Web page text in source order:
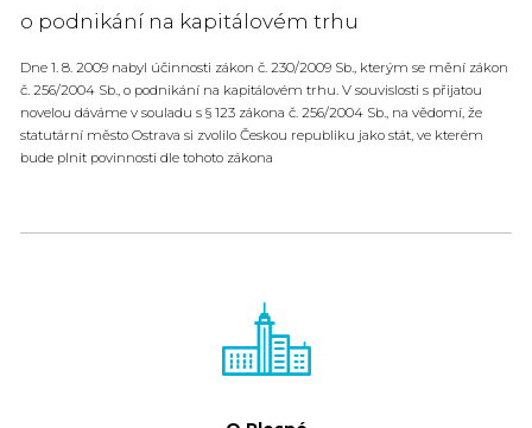
o podnikání na kapitálovém trhu
Dne 1. 8. 2009 nabyl účinnosti zákon č. 230/2009 Sb., kterým se mění zákon
č. 256/2004 Sb., o podnikání na kapitálovém trhu. V souvislosti s přijatou
novelou dáváme v souladu s § 123 zákona č. 256/2004 Sb., na vědomí, že
statutární město Ostrava si zvolilo Českou republiku jako stát, ve kterém
bude plnit povinnosti dle tohoto zákona